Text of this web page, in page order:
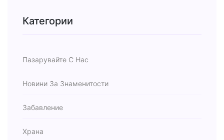
Категории
Пазарувайте С Нас
Новини За Знаменитости
Забавление
Храна